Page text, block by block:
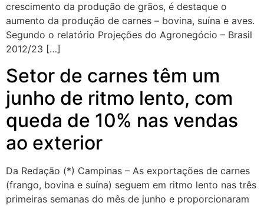
crescimento da produção de grãos, é destaque o
aumento da produção de carnes – bovina, suína e aves.
Segundo o relatório Projeções do Agronegócio – Brasil
2012/23 […]
Setor de carnes têm um
junho de ritmo lento, com
queda de 10% nas vendas
ao exterior
Da Redação (*) Campinas – As exportações de carnes
(frango, bovina e suína) seguem em ritmo lento nas três
primeiras semanas do mês de junho e proporcionaram